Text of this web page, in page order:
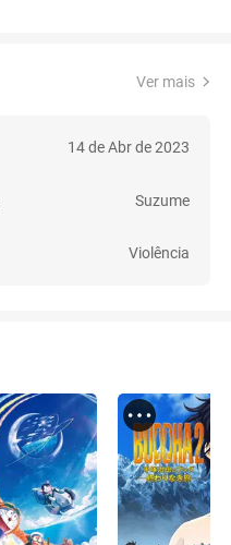
Ver mais
14 de Abr de 2023
Suzume
Violência